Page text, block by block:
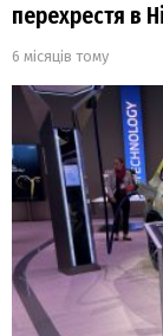
перехрестя в
6 місяців тому